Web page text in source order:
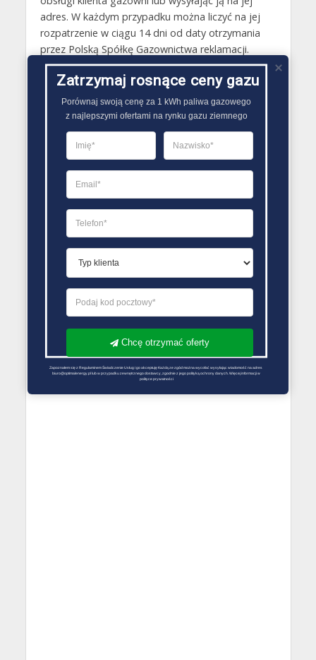
adres. W każdym przypadku można liczyć na jej
rozpatrzenie w ciągu 14 dni od daty otrzymania
przez Polską Spółkę Gazownictwa reklamacji.
Gazy techniczne Łasin
Butle gazowe Łasin
Gaz płynny Łasin
LPG Łasin
Dostawcy gazu Łasin
Zatrzymaj rosnące ceny gazu
Porównaj swoją cenę za 1 kWh paliwa gazowego
z najlepszymi ofertami na rynku gazu ziemnego
Chcę otrzymać oferty
Zapoznałem się z Regulaminem Świadczenie Usług i go akceptuję Każdą ze zgód można wycofać wysyłając wiadomość na adres
biuro@optimalenergy.pl lub w przypadku zewnętrznego dostawcy, zgodnie z jego polityką ochrony danych. Więcej informacji w
polityce prywatności